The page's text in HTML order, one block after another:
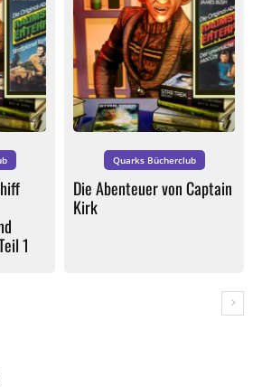
1
Quarks Bücherclub
Die Abenteuer von Captain
Kirk